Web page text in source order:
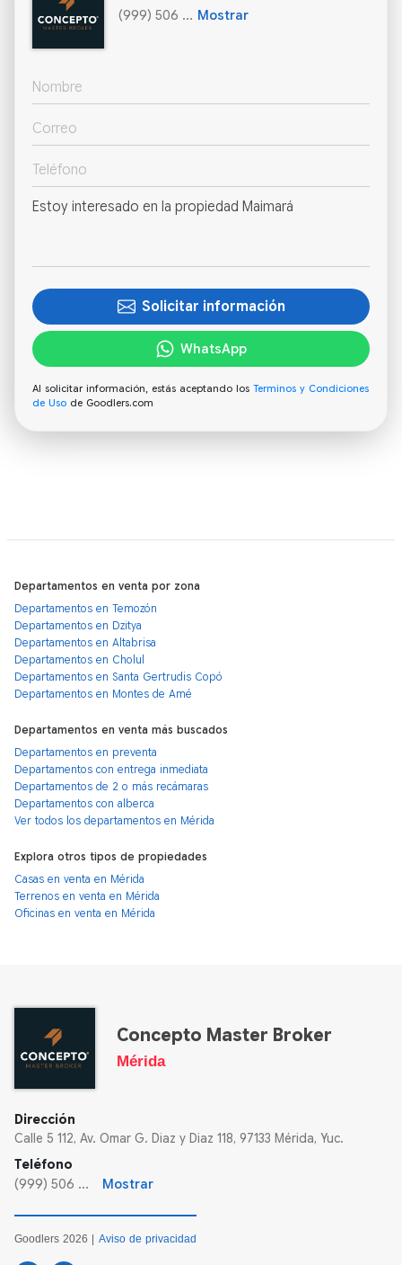
(999) 506 ... Mostrar
Solicitar información
WhatsApp
Al solicitar información, estás aceptando los Terminos y Condiciones
de Uso de Goodlers.com
Departamentos en venta por zona
Departamentos en Temozón
Departamentos en Dzitya
Departamentos en Altabrisa
Departamentos en Cholul
Departamentos en Santa Gertrudis Copó
Departamentos en Montes de Amé
Departamentos en venta más buscados
Departamentos en preventa
Departamentos con entrega inmediata
Departamentos de 2 o más recámaras
Departamentos con alberca
Ver todos los departamentos en Mérida
Explora otros tipos de propiedades
Casas en venta en Mérida
Terrenos en venta en Mérida
Oficinas en venta en Mérida
Concepto Master Broker
Mérida
Dirección
Calle 5 112, Av. Omar G. Diaz y Diaz 118, 97133 Mérida, Yuc.
Teléfono
(999) 506 ...
Mostrar
Goodlers 2026 | Aviso de privacidad